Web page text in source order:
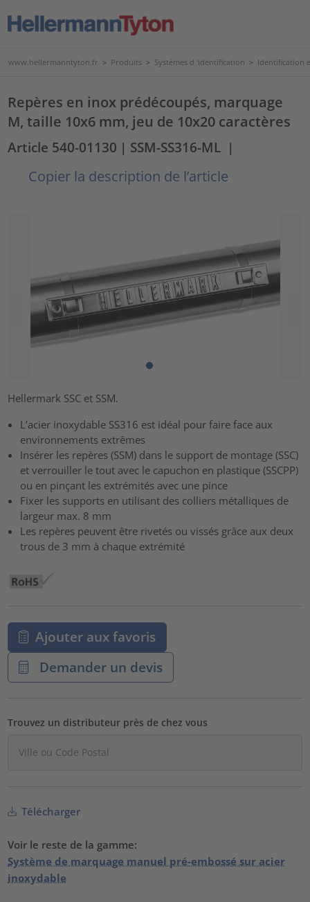
www.hellermanntyton.fr > Produits > Systèmes d 'identification > Identification
Repères en inox prédécoupés, marquage
M, taille 10x6 mm, jeu de 10x20 caractères
Article 540-01130 | SSM-SS316-ML |
Copier la description de l’article
Hellermark SSC et SSM.
L’acier inoxydable SS316 est idéal pour faire face aux
environnements extrêmes
Insérer les repères (SSM) dans le support de montage (SSC)
et verrouiller le tout avec le capuchon en plastique (SSCPP)
ou en pinçant les extrémités avec une pince
Fixer les supports en utilisant des colliers métalliques de
largeur max. 8 mm
Les repères peuvent être rivetés ou vissés grâce aux deux
trous de 3 mm à chaque extrémité
Ajouter aux favoris
Demander un devis
Trouvez un distributeur près de chez vous
Télécharger
Voir le reste de la gamme:
Système de marquage manuel pré-embossé sur acier
inoxydable